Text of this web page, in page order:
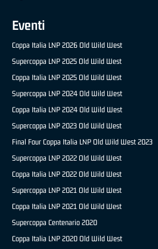
Eventi
Coppa Italia LNP 2026 Old Wild West
Supercoppa LNP 2025 Old Wild West
Coppa Italia LNP 2025 Old Wild West
Supercoppa LNP 2024 Old Wild West
Coppa Italia LNP 2024 Old Wild West
Supercoppa LNP 2023 Old Wild West
Final Four Coppa Italia LNP Old Wild West 2023
Supercoppa LNP 2022 Old Wild West
Coppa Italia LNP 2022 Old Wild West
Supercoppa LNP 2021 Old Wild West
Coppa Italia LNP 2021 Old Wild West
Supercoppa Centenario 2020
Coppa Italia LNP 2020 Old Wild West